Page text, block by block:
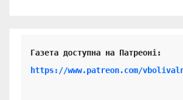
https://www.patreon.com/